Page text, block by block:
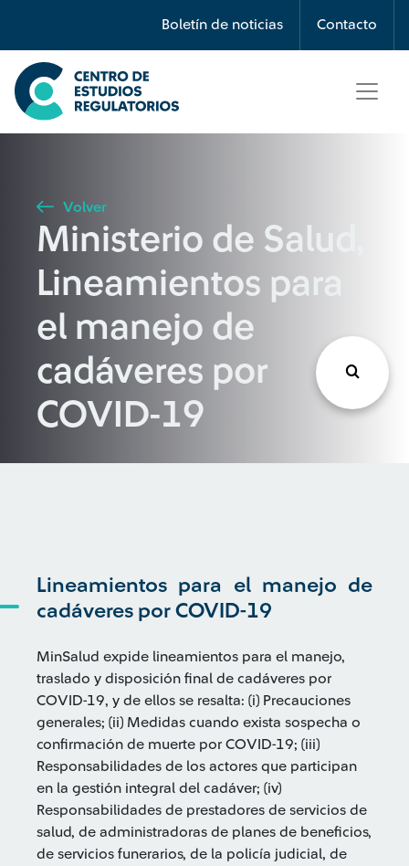
Boletín de noticias Contacto
Búsqueda
Seleccione país
Buscar
Volver
Ministerio de Salud,
Lineamientos para
el manejo de
cadáveres por
COVID-19
Lineamientos para el manejo de
cadáveres por COVID-19
MinSalud expide lineamientos para el manejo,
traslado y disposición final de cadáveres por
COVID-19, y de ellos se resalta: (i) Precauciones
generales; (ii) Medidas cuando exista sospecha o
confirmación de muerte por COVID-19; (iii)
Responsabilidades de los actores que participan
en la gestión integral del cadáver; (iv)
Responsabilidades de prestadores de servicios de
salud, de administradoras de planes de beneficios,
de servicios funerarios, de la policía judicial, de